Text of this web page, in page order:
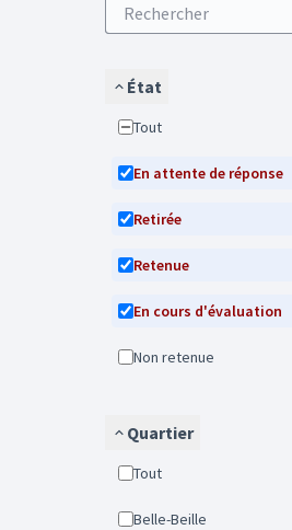
État
Tout
En attente de réponse
Retirée
Retenue
En cours d'évaluation
Non retenue
Quartier
Tout
Belle-Beille